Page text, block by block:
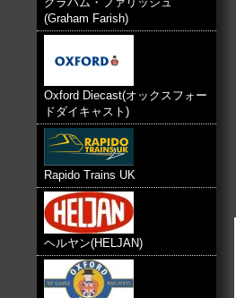
(Graham Farish)
Oxford Diecast(オックスフォー
ドダイキャスト)
Rapido Trains UK
ヘルヤン(HELJAN)